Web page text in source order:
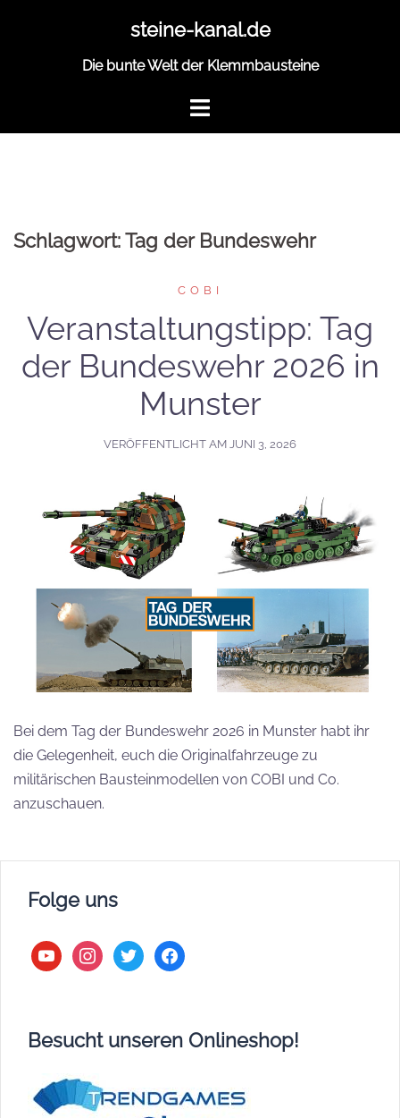
steine-kanal.de
Die bunte Welt der Klemmbausteine
Schlagwort:Tag der Bundeswehr
COBI
Veranstaltungstipp: Tag
der Bundeswehr 2026 in
Munster
VERÖFFENTLICHT AM JUNI 3, 2026
Bei dem Tag der Bundeswehr 2026 in Munster habt ihr
die Gelegenheit, euch die Originalfahrzeuge zu
militärischen Bausteinmodellen von COBI und Co.
anzuschauen.
Folge uns
youtubeinstagram
twitter facebook
Besucht unseren Onlineshop!